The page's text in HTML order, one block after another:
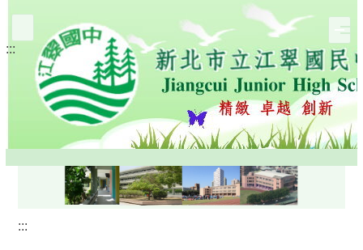
跳
主
:::
:::